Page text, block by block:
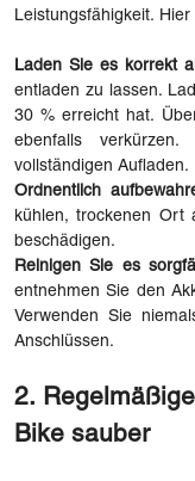
Leistungsfähigkeit.
Laden Sie es korrekt
entladen zu lassen.
30 % erreicht hat.
ebenfalls
vollständigen Aufladen.
Ordnentlich
kühlen, trockenen Ort
beschädigen.
Reinigen Sie es
entnehmen Sie den
Verwenden Sie
Anschlüssen.
2.
Bike sauber